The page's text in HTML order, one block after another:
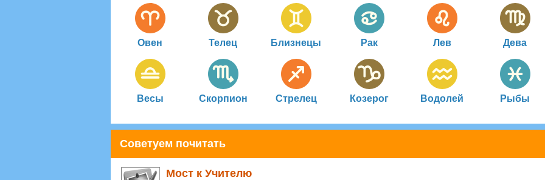
Овен Телец Близнецы Рак Лев Дева
Весы Скорпион Стрелец Козерог Водолей Рыбы
Советуем почитать
Мост к Учителю